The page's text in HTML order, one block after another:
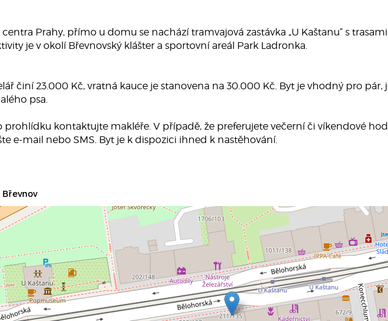
Prahy, přímo u domu se nachází tramvajová zastávka „U Kaštanu“ s
je v okolí Břevnovský klášter a sportovní areál Park Ladronka.
činí 23.000 Kč, vratná kauce je stanovena na 30.000 Kč. Byt je vhodný pro
psa.
prohlídku kontaktujte makléře. V případě, že preferujete večerní či víkendové
e-mail nebo SMS. Byt je k dispozici ihned k nastěhování.
Břevnov